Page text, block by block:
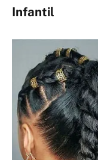
Infantil